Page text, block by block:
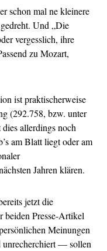
schon mal ne kleinere
Und „Die
vergesslich, ihre
zu Mozart,
ist praktischerweise
(292.758, bzw. unter
allerdings noch
am Blatt liegt oder am
Jahren klären.
jetzt die
beiden Presse-Artikel
Meinungen
unrecherchiert — sollen